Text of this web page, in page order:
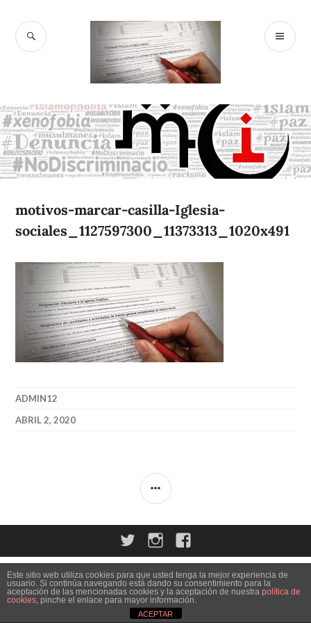
contenido
McIslamofobi
a
BUSCAR
motivos-marcar-casilla-Iglesia-
sociales_1127597300_11373313_1020x491
ADMIN12
ABRIL 2, 2020
BARRA
TwitterInstagram
Este sitio web utiliza cookies para que usted tenga la mejor experiencia de
usuario. Si continúa navegando está dando su consentimiento para la
aceptación de las mencionadas cookies y la aceptación de nuestra política de
cookies, pinche el enlace para mayor información.
ACEPTAR